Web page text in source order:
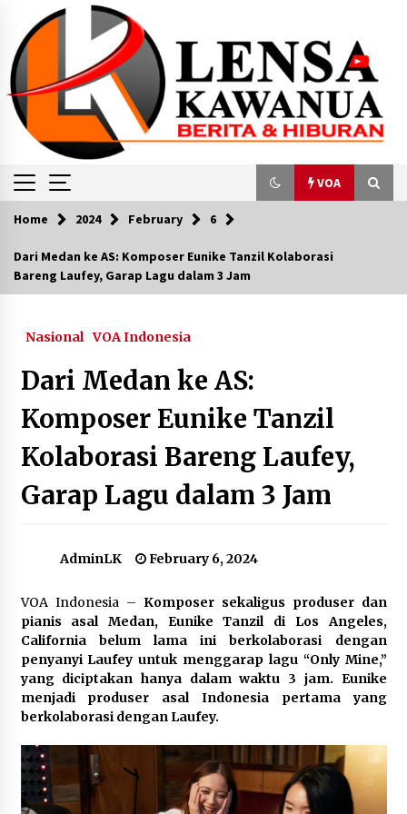
content
VOA
VOA
Berita VOA Indonesia : Kemenkes Tegaskan
Kedokteran
July 21, 2023
Istana Bantah Laporan RI Berencana Buka
Hubungan Diplomatik dengan Israel
March 4, 2024
Orang Rimba: Tersesat di Kertas Suara
Square Hingga ke Tanah Suci.
January 4, 2024
Puan Bantah PDI-Perjuangan Pecah Kongsi
dengan Jokowi
October 20, 2023
Pemerintah Berencana Kenakan Bea Masuk
pada Impor Pakaian dan Keramik
Ombudsman: 40 Persen Laporan Masyarakat
Indikasikan Maladministrasi
Home 2024 February 6
Dari Medan ke AS: Komposer Eunike Tanzil Kolaborasi
Bareng Laufey, Garap Lagu dalam 3 Jam
Nasional VOA Indonesia
Dari Medan ke AS:
Komposer Eunike Tanzil
Kolaborasi Bareng Laufey,
Garap Lagu dalam 3 Jam
AdminLK February 6, 2024
VOA Indonesia – Komposer sekaligus produser dan
pianis asal Medan, Eunike Tanzil di Los Angeles,
California belum lama ini berkolaborasi dengan
penyanyi Laufey untuk menggarap lagu “Only Mine,”
yang diciptakan hanya dalam waktu 3 jam. Eunike
menjadi produser asal Indonesia pertama yang
berkolaborasi dengan Laufey.